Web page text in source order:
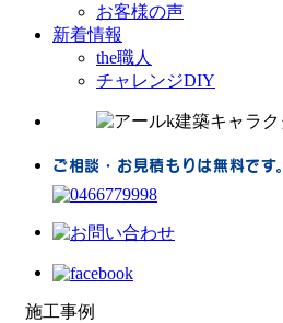
お客様の声
新着情報
the職人
チャレンジDIY
ご相談・お見積もりは無料です。
施工事例